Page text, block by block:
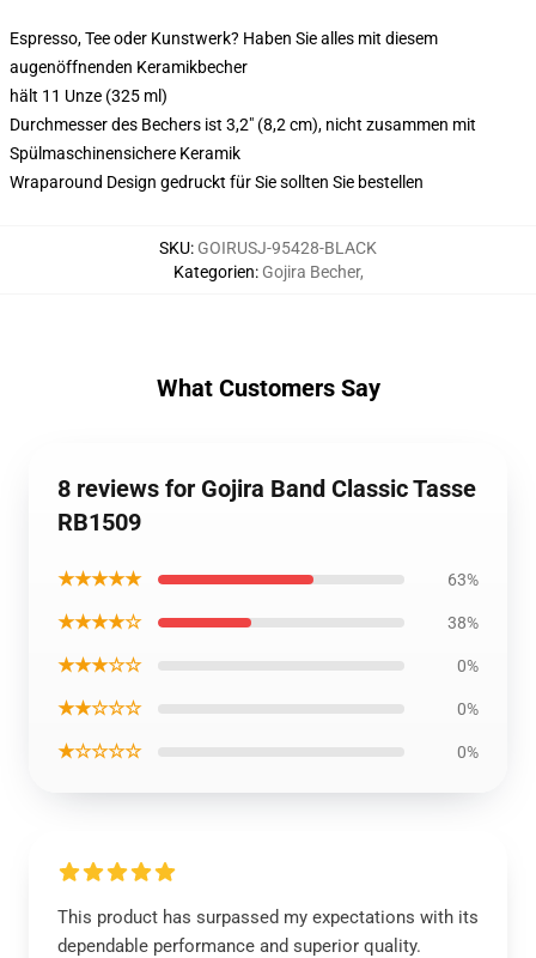
Espresso, Tee oder Kunstwerk? Haben Sie alles mit diesem
augenöffnenden Keramikbecher
hält 11 Unze (325 ml)
Durchmesser des Bechers ist 3,2" (8,2 cm), nicht zusammen mit
Spülmaschinensichere Keramik
Wraparound Design gedruckt für Sie sollten Sie bestellen
SKU: GOIRUSJ-95428-BLACK
Kategorien: Gojira Becher,
What Customers Say
8 reviews for Gojira Band Classic Tasse
RB1509
★★★★★ 63%
★★★★☆ 38%
★★★☆☆ 0%
★★☆☆☆ 0%
★☆☆☆☆ 0%
This product has surpassed my expectations with its
dependable performance and superior quality.